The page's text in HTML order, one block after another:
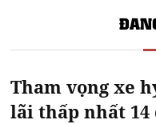
Tham vọng xe
lãi thấp nhất 14